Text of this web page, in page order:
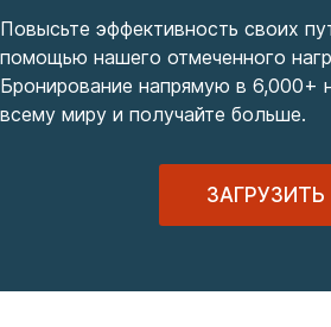
Повысьте эффективность своих
помощью нашего отмеченного
Бронирование напрямую в 6,000+
всему миру и получайте больше.
ЗАГРУЗИТЬ